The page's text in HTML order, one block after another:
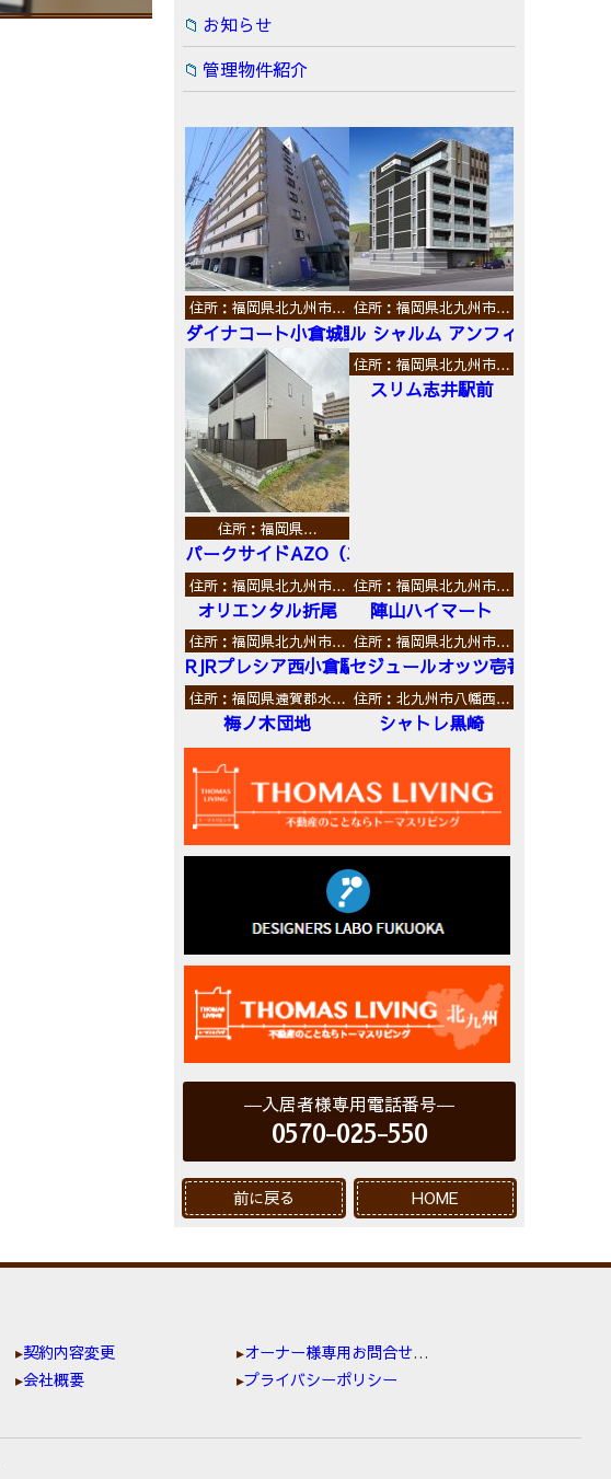
お知らせ
管理物件紹介
住所：福岡県北九州市…
ダイナコート小倉城野
住所：福岡県北九州市…
ル シャルム アンフィニ
住所：福岡県…
パークサイドAZO（エーゼットオー）
住所：福岡県北九州市…
スリム志井駅前
住所：福岡県北九州市…
オリエンタル折尾
住所：福岡県北九州市…
陣山ハイマート
住所：福岡県北九州市…
RJRプレシア西小倉駅前
住所：福岡県北九州市…
セジュールオッツ壱番館
住所：福岡県遠賀郡水…
梅ノ木団地
住所：北九州市八幡西…
シャトレ黒崎
入居者様専用電話番号
0570-025-550
前に戻る HOME
契約内容変更
オーナー様専用お問合せ窓口
会社概要
プライバシーポリシー